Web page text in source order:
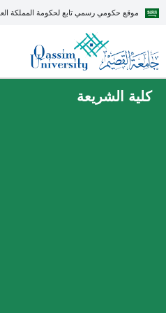
موقع حكومي رسمي تابع لحكومة المملكة
كلية الشريعة